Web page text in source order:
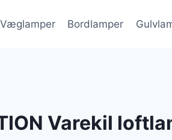
Væglamper Bordlamper
Varekil